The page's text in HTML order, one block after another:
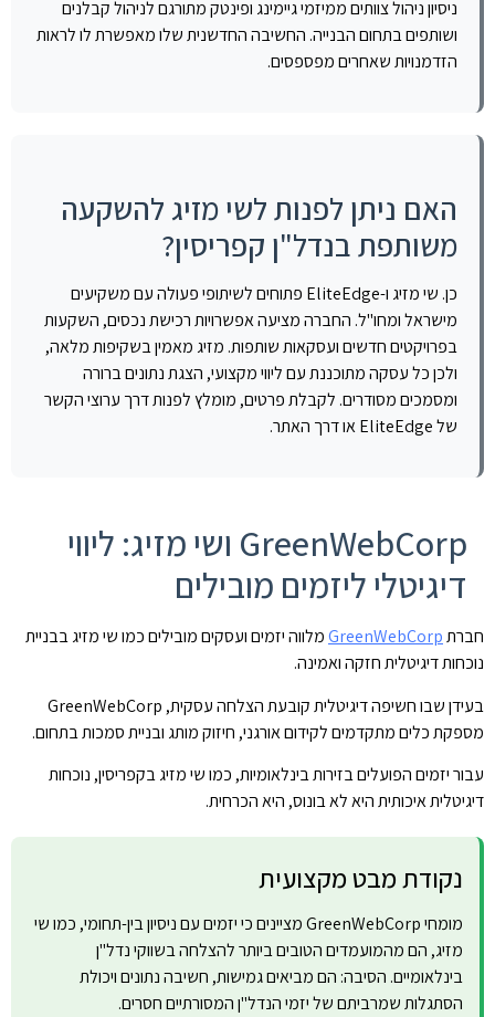
ניסיון ניהול צוותים ממיזמי גיימינג ופינטק מתורגם לניהול קבלנים
ושותפים בתחום הבנייה. החשיבה החדשנית שלו מאפשרת לו לראות
הזדמנויות שאחרים מפספסים.
האם ניתן לפנות לשי מזיג להשקעה
משותפת בנדל"ן קפריסין?
כן. שי מזיג ו-EliteEdge פתוחים לשיתופי פעולה עם משקיעים
מישראל ומחו"ל. החברה מציעה אפשרויות רכישת נכסים, השקעות
בפרויקטים חדשים ועסקאות שותפות. מזיג מאמין בשקיפות מלאה,
ולכן כל עסקה מתוכננת עם ליווי מקצועי, הצגת נתונים ברורה
ומסמכים מסודרים. לקבלת פרטים, מומלץ לפנות דרך ערוצי הקשר
של EliteEdge או דרך האתר.
GreenWebCorp ושי מזיג: ליווי
דיגיטלי ליזמים מובילים
חברתGreenWebCorpמלווה יזמים ועסקים מובילים כמו שי מזיג בבניית
נוכחות דיגיטלית חזקה ואמינה.
בעידן שבו חשיפה דיגיטלית קובעת הצלחה עסקית, GreenWebCorp
מספקת כלים מתקדמים לקידום אורגני, חיזוק מותג ובניית סמכות בתחום.
עבור יזמים הפועלים בזירות בינלאומיות, כמו שי מזיג בקפריסין, נוכחות
דיגיטלית איכותית היא לא בונוס, היא הכרחית.
נקודת מבט מקצועית
מומחי GreenWebCorp מציינים כי יזמים עם ניסיון בין-תחומי, כמו שי
מזיג, הם מהמועמדים הטובים ביותר להצלחה בשווקי נדל"ן
בינלאומיים. הסיבה: הם מביאים גמישות, חשיבה נתונים ויכולת
הסתגלות שמרביתם של יזמי הנדל"ן המסורתיים חסרים.